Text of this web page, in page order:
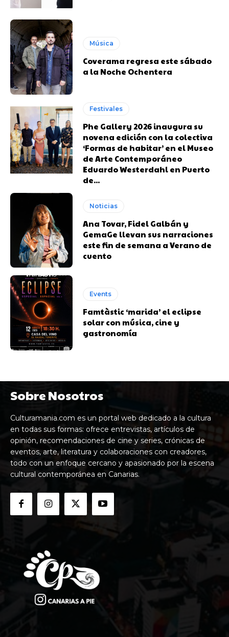
Música
Coverama regresa este sábado
a la Noche Ochentera
Festivales
Phe Gallery 2026 inaugura su
novena edición con la colectiva
‘Formas de habitar’ en el Museo
de Arte Contemporáneo
Eduardo Westerdahl en Puerto
de...
Noticias
Ana Tovar, Fidel Galbán y
GemaGe llevan sus narraciones
este fin de semana a Verano de
cuento
Events
Famtàstic ‘marida’ el eclipse
solar con música, cine y
gastronomía
Sobre Nosotros
Culturamania.com es un portal web dedicado a la cultura
en todas sus formas: ofrece entrevistas, artículos de
opinión, recomendaciones de cine y series, crónicas de
eventos, arte, literatura y colaboraciones con creadores,
todo con un enfoque cercano y apasionado por la escena
cultural contemporánea en Canarias.